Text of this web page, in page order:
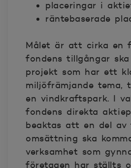
placeringar i
räntebaserade
Målet är att cirka en
fondens tillgångar
projekt som har ett
miljöfrämjande tema,
en vindkraftspark. I
fondens direkta
beaktas att en del av
omsättning ska
verksamhet som
företagen har ställts